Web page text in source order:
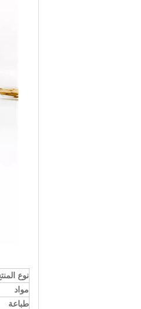
نوع
مواد
طباعة